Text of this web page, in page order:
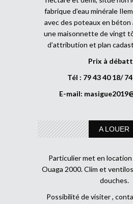
fabrique d’eau minérale
avec des poteaux en
une maisonnette de vingt
d’attribution et plan
Prix à
Tél : 79 43 40 18/
E-mail:
A LOUER
Particulier met en location
Ouaga 2000. Clim et
douches.
Possibilité de visiter ,